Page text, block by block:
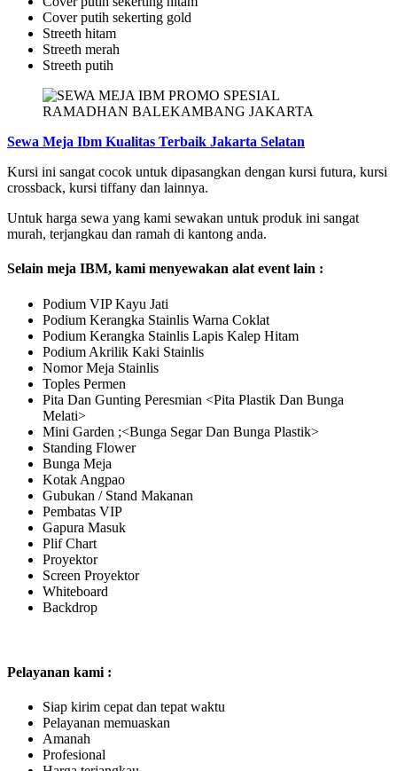
Cover putih sekerting gold
Streeth hitam
Streeth merah
Streeth putih
Sewa Meja Ibm Kualitas Terbaik Jakarta Selatan
Kursi ini sangat cocok untuk dipasangkan dengan kursi futura, kursi
crossback, kursi tiffany dan lainnya.
Untuk harga sewa yang kami sewakan untuk produk ini sangat
murah, terjangkau dan ramah di kantong anda.
Selain meja IBM, kami menyewakan alat event lain :
Podium VIP Kayu Jati
Podium Kerangka Stainlis Warna Coklat
Podium Kerangka Stainlis Lapis Kalep Hitam
Podium Akrilik Kaki Stainlis
Nomor Meja Stainlis
Toples Permen
Pita Dan Gunting Peresmian <Pita Plastik Dan Bunga
Melati>
Mini Garden ;<Bunga Segar Dan Bunga Plastik>
Standing Flower
Bunga Meja
Kotak Angpao
Gubukan / Stand Makanan
Pembatas VIP
Gapura Masuk
Plif Chart
Proyektor
Screen Proyektor
Whiteboard
Backdrop
Pelayanan kami :
Siap kirim cepat dan tepat waktu
Pelayanan memuaskan
Amanah
Profesional